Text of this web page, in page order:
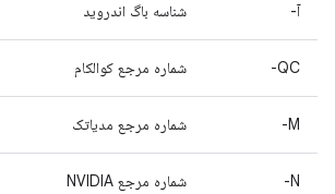
آ- شناسه باگ اندروید
QC- شماره مرجع کوالکام
M- شماره مرجع مدیاتک
N- شماره مرجع NVIDIA